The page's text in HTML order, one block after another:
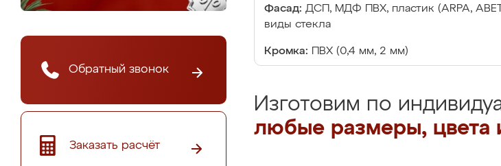
Обратный звонок
Заказать расчёт
Фасад: ДСП, МДФ ПВХ, пластик (ARPA,
виды стекла
Кромка: ПВХ (0,4 мм, 2 мм)
Изготовим по
любые размеры, цвета